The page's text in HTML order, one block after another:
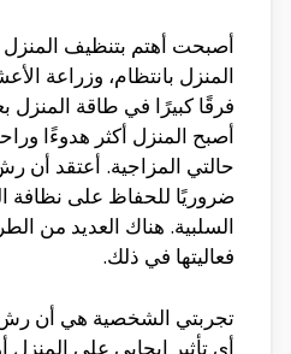
أصبحت أهتم بتنظيف
المنزل بانتظام، وزراعة
فرقًا كبيرًا في طاقة المنزل
أصبح المنزل أكثر هدوءًا
حالتي المزاجية. أعتقد أن
ضروريًا للحفاظ على نظافة
السلبية. هناك العديد من
فعاليتها في ذلك.
تجربتي الشخصية هي أن رش
أي تأثير إيجابي على